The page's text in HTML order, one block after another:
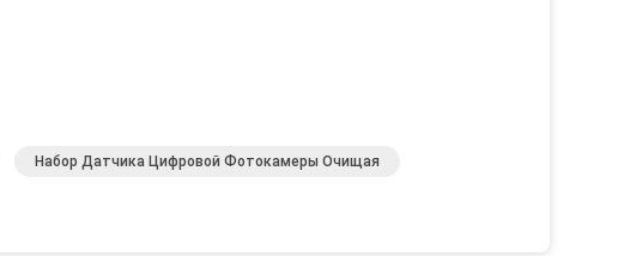
Набор Датчика Цифровой Фотокамеры Очищая